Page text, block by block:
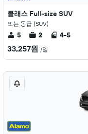
클래스 Full-size SUV
또는 동급 (SUV)
5 2 4-5
33,257원 /일